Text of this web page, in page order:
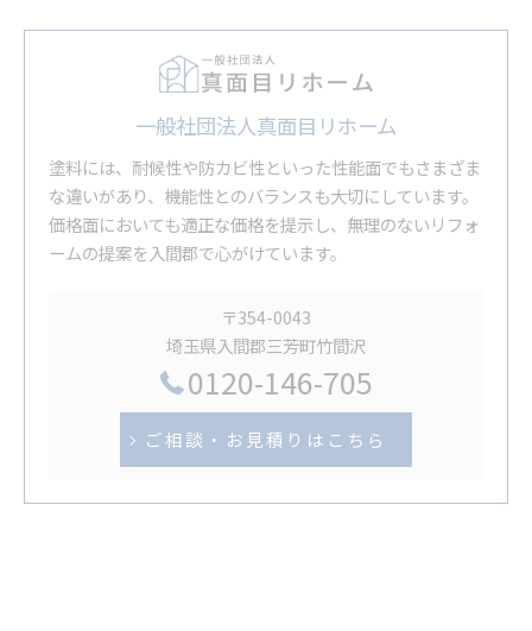
一般社団法人真面目リホーム
塗料には、耐候性や防カビ性といった性能面でもさまざま
な違いがあり、機能性とのバランスも大切にしています。
価格面においても適正な価格を提示し、無理のないリフォ
ームの提案を入間郡で心がけています。
〒354-0043
埼玉県入間郡三芳町竹間沢
0120-146-705
ご相談・お見積りはこちら